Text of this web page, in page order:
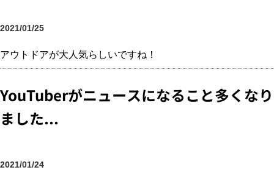
2021/01/25
アウトドアが大人気らしいですね！
YouTuberがニュースになること多くなり
ました...
2021/01/24